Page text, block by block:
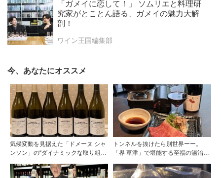
「ガメイに恋して！」 ソムリエと料理研
究家がとことん語る、ガメイの魅力大解
剖！
ワイン王国編集部
今、あなたにオススメ
気候変動を見据えた「ドメーヌ シャ
ンソン」の“ダイナミックな取り組
トンネルを抜けたら別世界ーー。
「界 草津」で堪能する至福の湯治と